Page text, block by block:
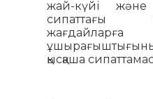
жай-күйі және
сипаттағы
жағдайларға
қысқаша